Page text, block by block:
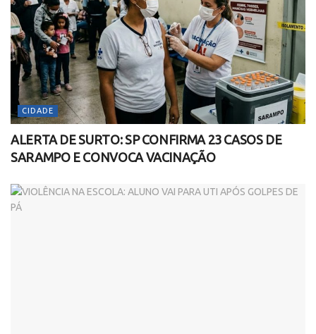
CIDADE
ALERTA DE SURTO: SP CONFIRMA 23 CASOS DE
SARAMPO E CONVOCA VACINAÇÃO